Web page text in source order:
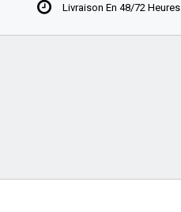
Livraison En 48/72 Heures